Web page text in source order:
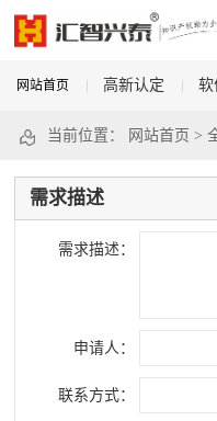
网站首页 高新认定 软
当前位置： 网站首页 >
需求描述
需求描述：
申请人：
联系方式：